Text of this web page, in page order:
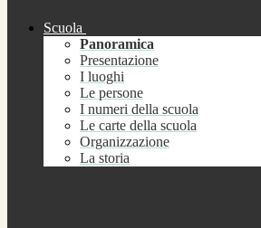
Scuola
Panoramica
Presentazione
I luoghi
Le persone
I numeri della scuola
Le carte della scuola
Organizzazione
La storia